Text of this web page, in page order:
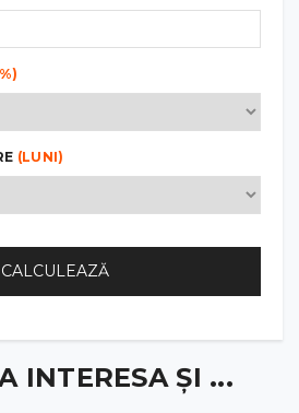
(LUNI)
CALCULEAZĂ
INTERESA ȘI ...